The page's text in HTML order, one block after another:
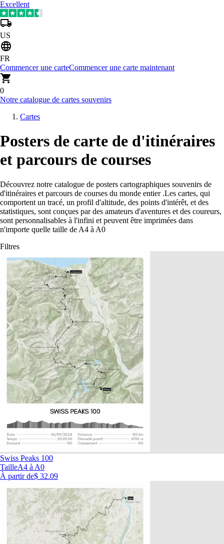
Excellent
US
FR
Commencer une carteCommencer une carte maintenant
0
Notre catalogue de cartes souvenirs
Cartes
Posters de carte de d'itinéraires
et parcours de courses
Découvrez notre catalogue de posters cartographiques souvenirs de
d'itinéraires et parcours de courses du monde entier .Les cartes, qui
comportent un tracé, un profil d'altitude, des points d'intérêt, et des
statistiques, sont conçues par des amateurs d'aventures et des coureurs,
sont personnalisables à l'infini et peuvent être imprimées dans
n'importe quelle taille de A4 à A0
Filtres
Swiss Peaks 100
TailleA4 à A0
À partir de$ 32.09